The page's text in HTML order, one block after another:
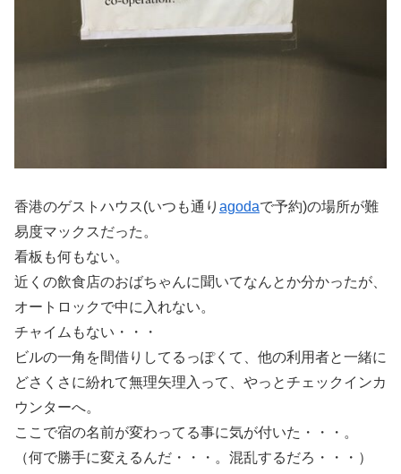
香港のゲストハウス(いつも通り agodaで予約)の場所が難
易度マックスだった。
看板も何もない。
近くの飲食店のおばちゃんに聞いてなんとか分かったが、
オートロックで中に入れない。
チャイムもない・・・
ビルの一角を間借りしてるっぽくて、他の利用者と一緒に
どさくさに紛れて無理矢理入って、やっとチェックインカ
ウンターへ。
ここで宿の名前が変わってる事に気が付いた・・・。
（何で勝手に変えるんだ・・・。混乱するだろ・・・）